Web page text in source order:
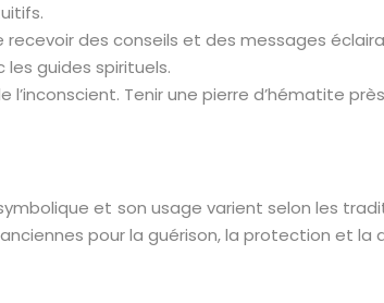
des conseils et des messages
guides spirituels.
Tenir une pierre d’hématite
et son usage varient selon les
pour la guérison, la protection et la